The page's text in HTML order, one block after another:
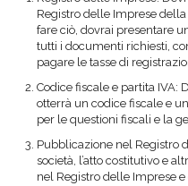
Registro delle Imprese
fare ciò, dovrai presentare
tutti i documenti richiesti,
pagare le tasse di
Codice fiscale e partita IVA:
otterrà un codice fiscale e
per le questioni fiscali e la
Pubblicazione nel Registro
società, l’atto costitutivo e
nel Registro delle Imprese